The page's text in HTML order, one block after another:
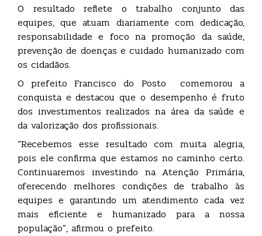
O resultado reflete o trabalho conjunto das
equipes, que atuam diariamente com dedicação,
responsabilidade e foco na promoção da saúde,
prevenção de doenças e cuidado humanizado com
os cidadãos.
O prefeito Francisco do Posto comemorou a
conquista e destacou que o desempenho é fruto
dos investimentos realizados na área da saúde e
da valorização dos profissionais.
“Recebemos esse resultado com muita alegria,
pois ele confirma que estamos no caminho certo.
Continuaremos investindo na Atenção Primária,
oferecendo melhores condições de trabalho às
equipes e garantindo um atendimento cada vez
mais eficiente e humanizado para a nossa
população”, afirmou o prefeito.